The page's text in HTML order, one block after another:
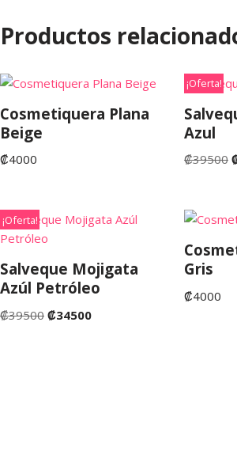
Productos
Cosmetiquera Plana
Beige
₡4000
¡Oferta!
Azul
₡39500
¡Oferta!
Salveque Mojigata
Azúl Petróleo
₡39500 ₡34500
Gris
₡4000